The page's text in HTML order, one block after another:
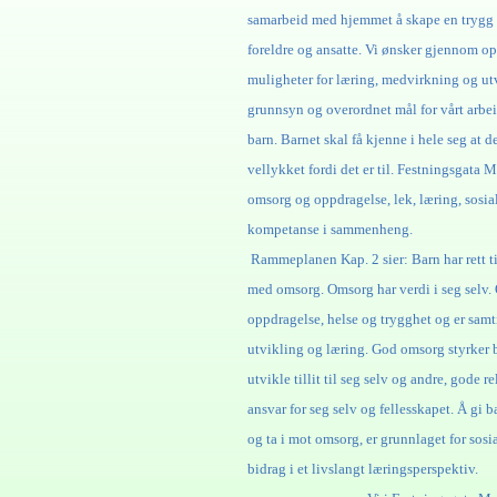
samarbeid med hjemmet å skape en
foreldre og ansatte. Vi ønsker gjennom
muligheter for læring, medvirkning og
grunnsyn og overordnet mål for vårt
barn. Barnet skal få kjenne i hele seg at
vellykket fordi det er til. Festningsgata
omsorg og oppdragelse, lek, læring,
kompetanse i
Rammeplanen Kap. 2 sier: Barn har rett
med omsorg. Omsorg har verdi i seg selv.
oppdragelse, helse og trygghet og er
utvikling og læring. God omsorg styrker
utvikle tillit til seg selv og andre, gode
ansvar for seg selv og fellesskapet. Å gi
og ta i mot omsorg, er grunnlaget for
bidrag i et livslangt